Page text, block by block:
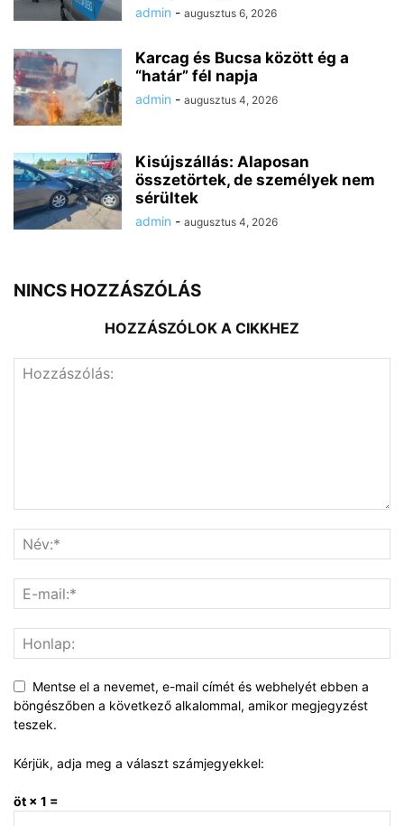
admin - augusztus 6, 2026
Karcag és Bucsa között ég a
“határ” fél napja
admin - augusztus 4, 2026
Kisújszállás: Alaposan
összetörtek, de személyek nem
sérültek
admin - augusztus 4, 2026
NINCS HOZZÁSZÓLÁS
HOZZÁSZÓLOK A CIKKHEZ
Mentse el a nevemet, e-mail címét és webhelyét ebben a
böngészőben a következő alkalommal, amikor megjegyzést
teszek.
Kérjük, adja meg a választ számjegyekkel:
öt × 1 =